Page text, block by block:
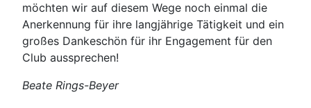
möchten wir auf diesem Wege noch einmal die
Anerkennung für ihre langjährige Tätigkeit und ein
großes Dankeschön für ihr Engagement für den
Club aussprechen!
Beate Rings-Beyer